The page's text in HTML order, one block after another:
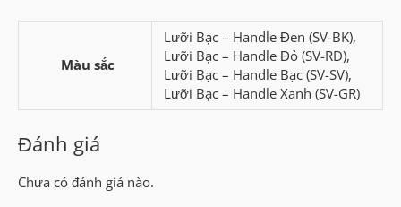
Màu sắc
Lưỡi Bạc – Handle Đen (SV-BK),
Lưỡi Bạc – Handle Đỏ (SV-RD),
Lưỡi Bạc – Handle Bạc (SV-SV),
Lưỡi Bạc – Handle Xanh (SV-GR)
Đánh giá
Chưa có đánh giá nào.